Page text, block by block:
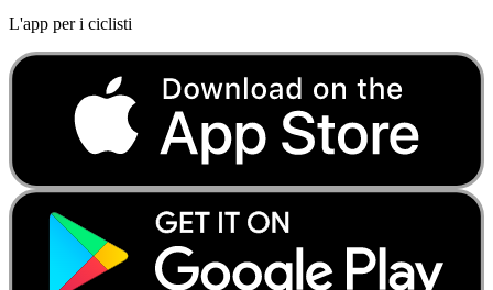
L'app per i ciclisti